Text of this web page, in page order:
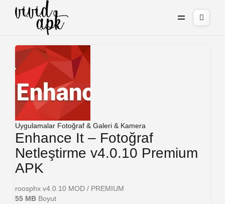
Uygulamalar Fotoğraf & Galeri & Kamera
Enhance It – Fotoğraf
Netleştirme v4.0.10 Premium
APK
roosphx v4.0.10 MOD / PREMIUM
55 MB Boyut